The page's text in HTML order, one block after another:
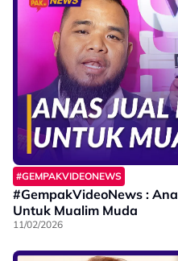
#GEMPAKVIDEONEWS
#GempakVideoNews :
Untuk Mualim Muda
11/02/2026